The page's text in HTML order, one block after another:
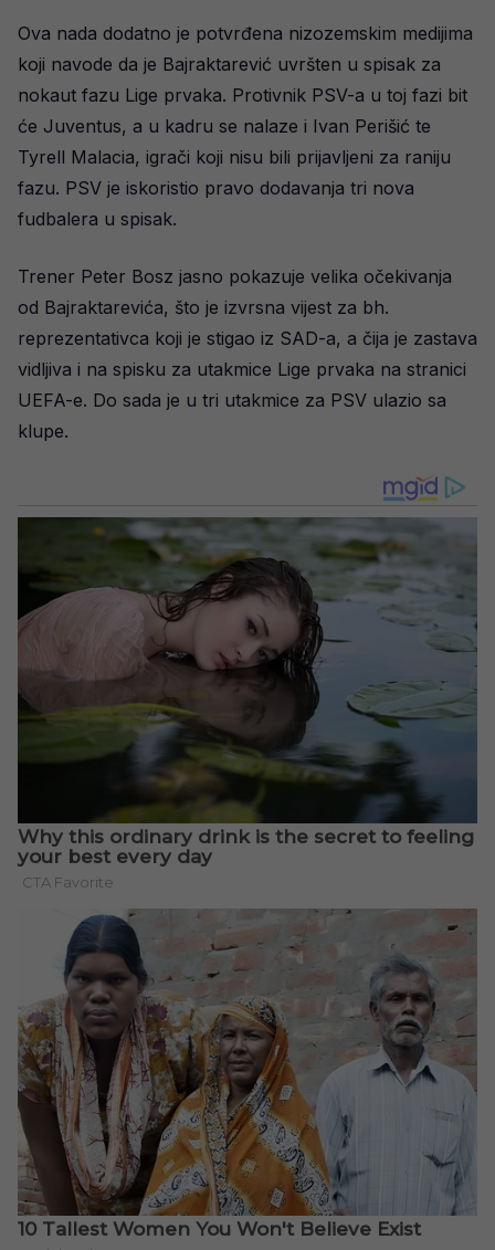
Ova nada dodatno je potvrđena nizozemskim medijima
koji navode da je Bajraktarević uvršten u spisak za
nokaut fazu Lige prvaka. Protivnik PSV-a u toj fazi bit
će Juventus, a u kadru se nalaze i Ivan Perišić te
Tyrell Malacia, igrači koji nisu bili prijavljeni za raniju
fazu. PSV je iskoristio pravo dodavanja tri nova
fudbalera u spisak.
Trener Peter Bosz jasno pokazuje velika očekivanja
od Bajraktarevića, što je izvrsna vijest za bh.
reprezentativca koji je stigao iz SAD-a, a čija je zastava
vidljiva i na spisku za utakmice Lige prvaka na stranici
UEFA-e. Do sada je u tri utakmice za PSV ulazio sa
klupe.